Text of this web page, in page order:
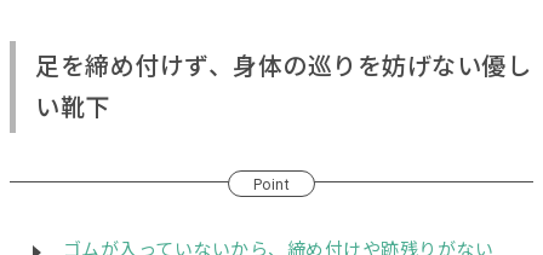
足を締め付けず、身体の巡りを妨げない優し
い靴下
Point
ゴムが入っていないから、締め付けや跡残りがない